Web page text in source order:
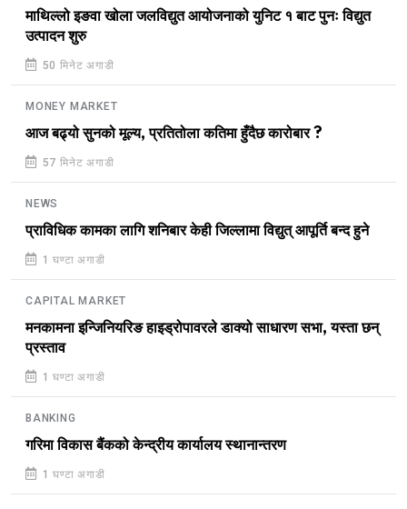
माथिल्लो इङवा खोला जलविद्युत आयोजनाको युनिट १ बाट पुनः विद्युत
उत्पादन शुरु
50 मिनेट अगाडी
MONEY MARKET
आज बढ्यो सुनको मूल्य, प्रतितोला कतिमा हुँदैछ कारोबार ?
57 मिनेट अगाडी
NEWS
प्राविधिक कामका लागि शनिबार केही जिल्लामा विद्युत् आपूर्ति बन्द हुने
1 घण्टा अगाडी
CAPITAL MARKET
मनकामना इन्जिनियरिङ हाइड्रोपावरले डाक्यो साधारण सभा, यस्ता छन्
प्रस्ताव
1 घण्टा अगाडी
BANKING
गरिमा विकास बैंकको केन्द्रीय कार्यालय स्थानान्तरण
1 घण्टा अगाडी